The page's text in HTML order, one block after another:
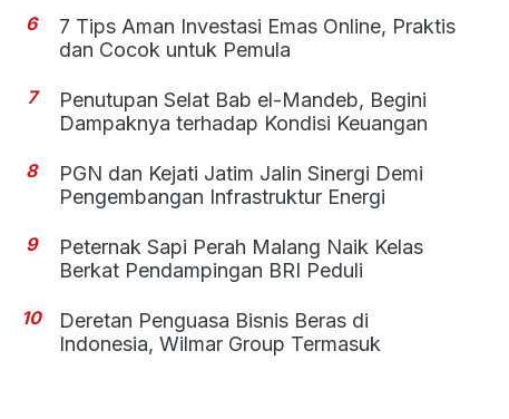
6
7 Tips Aman Investasi Emas Online, Praktis
dan Cocok untuk Pemula
7
Penutupan Selat Bab el-Mandeb, Begini
Dampaknya terhadap Kondisi Keuangan
8
PGN dan Kejati Jatim Jalin Sinergi Demi
Pengembangan Infrastruktur Energi
9
Peternak Sapi Perah Malang Naik Kelas
Berkat Pendampingan BRI Peduli
10
Deretan Penguasa Bisnis Beras di
Indonesia, Wilmar Group Termasuk